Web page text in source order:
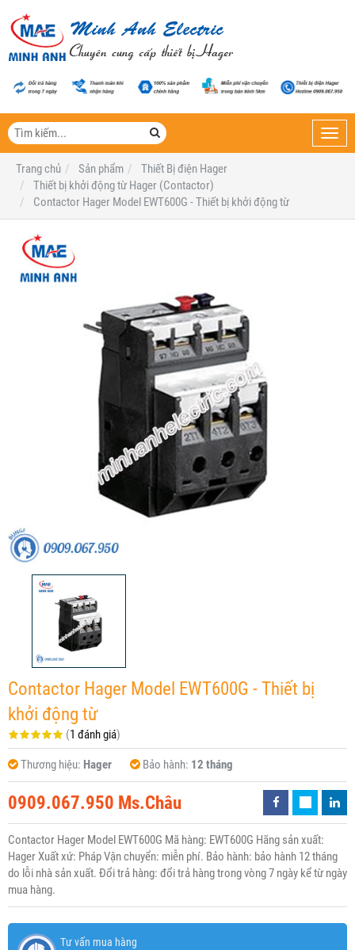
Trang chủ
Sản phẩm
Thiết Bị điện Hager
Thiết bị khởi động từ Hager (Contactor)
Contactor Hager Model EWT600G - Thiết bị khởi động từ
Contactor Hager Model EWT600G - Thiết bị
khởi động từ
(1 đánh giá)
Thương hiệu: Hager Bảo hành: 12 tháng
0909.067.950 Ms.Châu
Contactor Hager Model EWT600G Mã hàng: EWT600G Hãng sản xuất:
Hager Xuất xứ: Pháp Vận chuyển: miễn phí. Bảo hành: bảo hành 12 tháng
do lỗi nhà sản xuất. Đổi trả hàng: đổi trả hàng trong vòng 7 ngày kể từ ngày
mua hàng.
Tư vấn mua hàng